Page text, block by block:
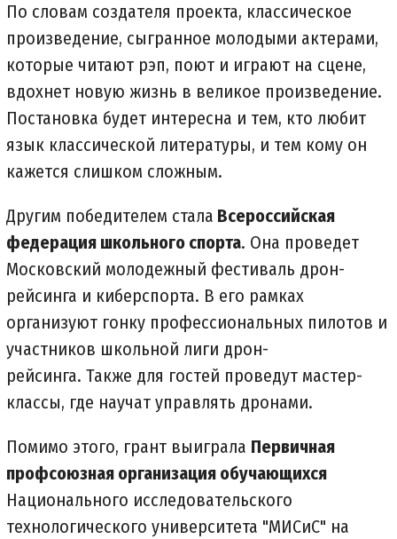
По словам создателя проекта, классическое
произведение, сыгранное молодыми актерами,
которые читают рэп, поют и играют на сцене,
вдохнет новую жизнь в великое произведение.
Постановка будет интересна и тем, кто любит
язык классической литературы, и тем кому он
кажется слишком сложным.
Другим победителем стала Всероссийская
федерация школьного спорта. Она проведет
Московский молодежный фестиваль дрон-
рейсинга и киберспорта. В его рамках
организуют гонку профессиональных пилотов и
участников школьной лиги дрон-
рейсинга. Также для гостей проведут мастер-
классы, где научат управлять дронами.
Помимо этого, грант выиграла Первичная
профсоюзная организация обучающихся
Национального исследовательского
технологического университета "МИСиС" на